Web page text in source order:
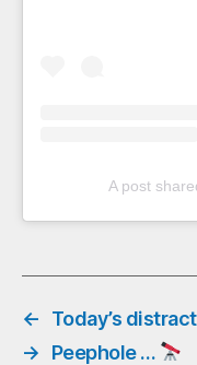
A post
← Today’s
→
Peephole …